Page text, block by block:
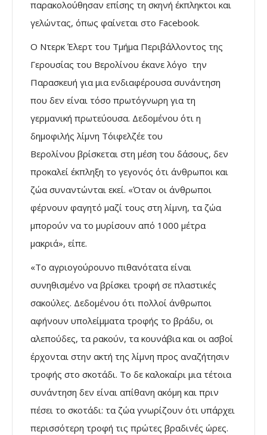
παρακολούθησαν επίσης τη σκηνή έκπληκτοι και
γελώντας, όπως φαίνεται στο Facebook.
Ο Ντερκ Έλερτ του Τμήμα Περιβάλλοντος της
Γερουσίας του Βερολίνου έκανε λόγο την
Παρασκευή για μια ενδιαφέρουσα συνάντηση
που δεν είναι τόσο πρωτόγνωρη για τη
γερμανική πρωτεύουσα. Δεδομένου ότι η
δημοφιλής λίμνη Τόιφελζέε του
Βερολίνου βρίσκεται στη μέση του δάσους, δεν
προκαλεί έκπληξη το γεγονός ότι άνθρωποι και
ζώα συναντώνται εκεί. «Όταν οι άνθρωποι
φέρνουν φαγητό μαζί τους στη λίμνη, τα ζώα
μπορούν να το μυρίσουν από 1000 μέτρα
μακριά», είπε.
«Το αγριογούρουνο πιθανότατα είναι
συνηθισμένο να βρίσκει τροφή σε πλαστικές
σακούλες. Δεδομένου ότι πολλοί άνθρωποι
αφήνουν υπολείμματα τροφής το βράδυ, οι
αλεπούδες, τα ρακούν, τα κουνάβια και οι ασβοί
έρχονται στην ακτή της λίμνη προς αναζήτησιν
τροφής στο σκοτάδι. Το δε καλοκαίρι μια τέτοια
συνάντηση δεν είναι απίθανη ακόμη και πριν
πέσει το σκοτάδι: τα ζώα γνωρίζουν ότι υπάρχει
περισσότερη τροφή τις πρώτες βραδινές ώρες.